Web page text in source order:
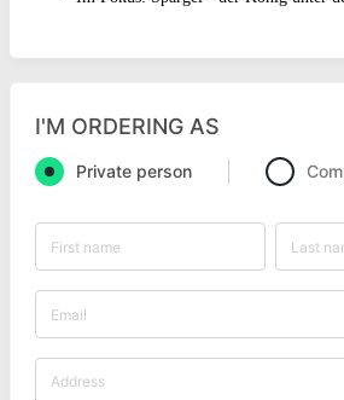
I'M ORDERING AS
Private person